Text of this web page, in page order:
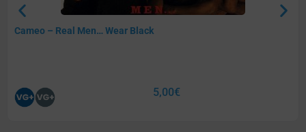
Cameo – Real Men… Wear Black
5,00€